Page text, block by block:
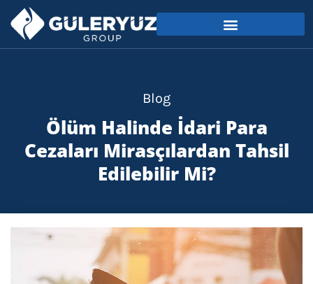
Blog
Ölüm Halinde İdari Para
Cezaları Mirasçılardan Tahsil
Edilebilir Mi?